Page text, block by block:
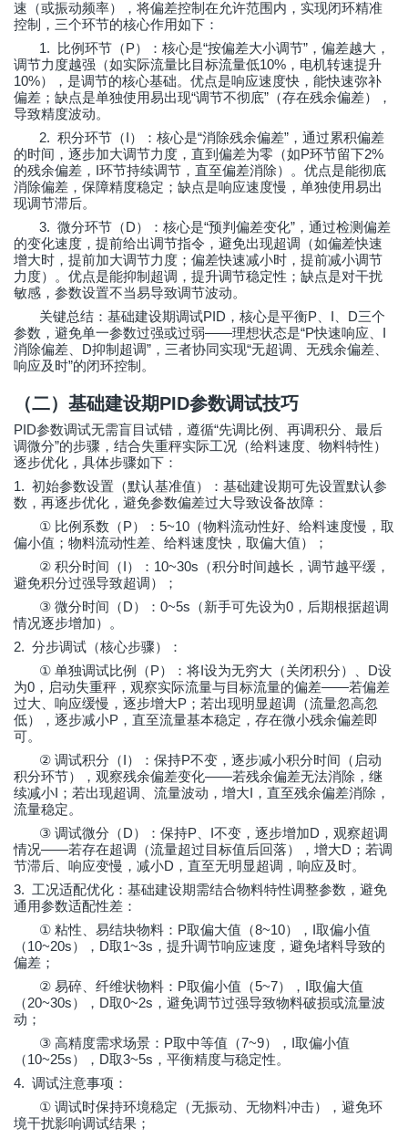
速（或振动频率），将偏差控制在允许范围内，实现闭环精准
控制，三个环节的核心作用如下：
1. 比例环节（P）：核心是“按偏差大小调节” ，偏差越大，
调节力度越强（如实际流量比目标流量低10% ，电机转速提升
10%），是调节的核心基础。优点是响应速度快，能快速弥补
偏差；缺点是单独使用易出现“调节不彻底” （存在残余偏差），
导致精度波动。
2. 积分环节（I）：核心是“消除残余偏差” ，通过累积偏差
的时间，逐步加大调节力度，直到偏差为零（如P环节留下2%
的残余偏差， I环节持续调节，直至偏差消除）。优点是能彻底
消除偏差，保障精度稳定；缺点是响应速度慢，单独使用易出
现调节滞后。
3. 微分环节（D）：核心是“预判偏差变化” ，通过检测偏差
的变化速度，提前给出调节指令，避免出现超调（如偏差快速
增大时，提前加大调节力度；偏差快速减小时，提前减小调节
力度）。优点是能抑制超调，提升调节稳定性；缺点是对干扰
敏感，参数设置不当易导致调节波动。
关键总结：基础建设期调试PID ，核心是平衡P I D三个
参数，避免单一参数过强或过弱——理想状态是“P快速响应、 I
消除偏差、 D抑制超调” ，三者协同实现“无超调、无残余偏差、
响应及时”的闭环控制。
（二）基础建设期PID参数调试技巧
PID参数调试无需盲目试错，遵循“先调比例、再调积分、最后
调微分”的步骤，结合失重秤实际工况（给料速度、物料特性）
逐步优化，具体步骤如下：
1. 初始参数设置（默认基准值）：基础建设期可先设置默认参
数，再逐步优化，避免参数偏差过大导致设备故障：
① 比例系数（P）： 5~10 （物料流动性好、给料速度慢，取
偏小值；物料流动性差、给料速度快，取偏大值）；
② 积分时间（I）： 10~30s （积分时间越长，调节越平缓，
避免积分过强导致超调）；
③ 微分时间（D）： 0~5s （新手可先设为0 ，后期根据超调
情况逐步增加）。
2. 分步调试（核心步骤）：
① 单独调试比例（P）：将I设为无穷大（关闭积分）、 D设
为0 ，启动失重秤，观察实际流量与目标流量的偏差——若偏差
过大、响应缓慢，逐步增大P ；若出现明显超调（流量忽高忽
低），逐步减小P ，直至流量基本稳定，存在微小残余偏差即
可。
② 调试积分（I）：保持P不变，逐步减小积分时间（启动
积分环节），观察残余偏差变化——若残余偏差无法消除，继
续减小I ；若出现超调、流量波动，增大I ，直至残余偏差消除，
流量稳定。
③ 调试微分（D）：保持P I不变，逐步增加D ，观察超调
情况——若存在超调（流量超过目标值后回落），增大D ；若调
节滞后、响应变慢，减小D ，直至无明显超调，响应及时。
3. 工况适配优化：基础建设期需结合物料特性调整参数，避免
通用参数适配性差：
① 粘性、易结块物料： P取偏大值（8~10）， I取偏小值
（10~20s）， D取1~3s ，提升调节响应速度，避免堵料导致的
偏差；
② 易碎、纤维状物料： P取偏小值（5~7）， I取偏大值
（20~30s）， D取0~2s ，避免调节过强导致物料破损或流量波
动；
③ 高精度需求场景： P取中等值（7~9）， I取偏小值
（10~25s）， D取3~5s ，平衡精度与稳定性。
4. 调试注意事项：
① 调试时保持环境稳定（无振动、无物料冲击），避免环
境干扰影响调试结果；